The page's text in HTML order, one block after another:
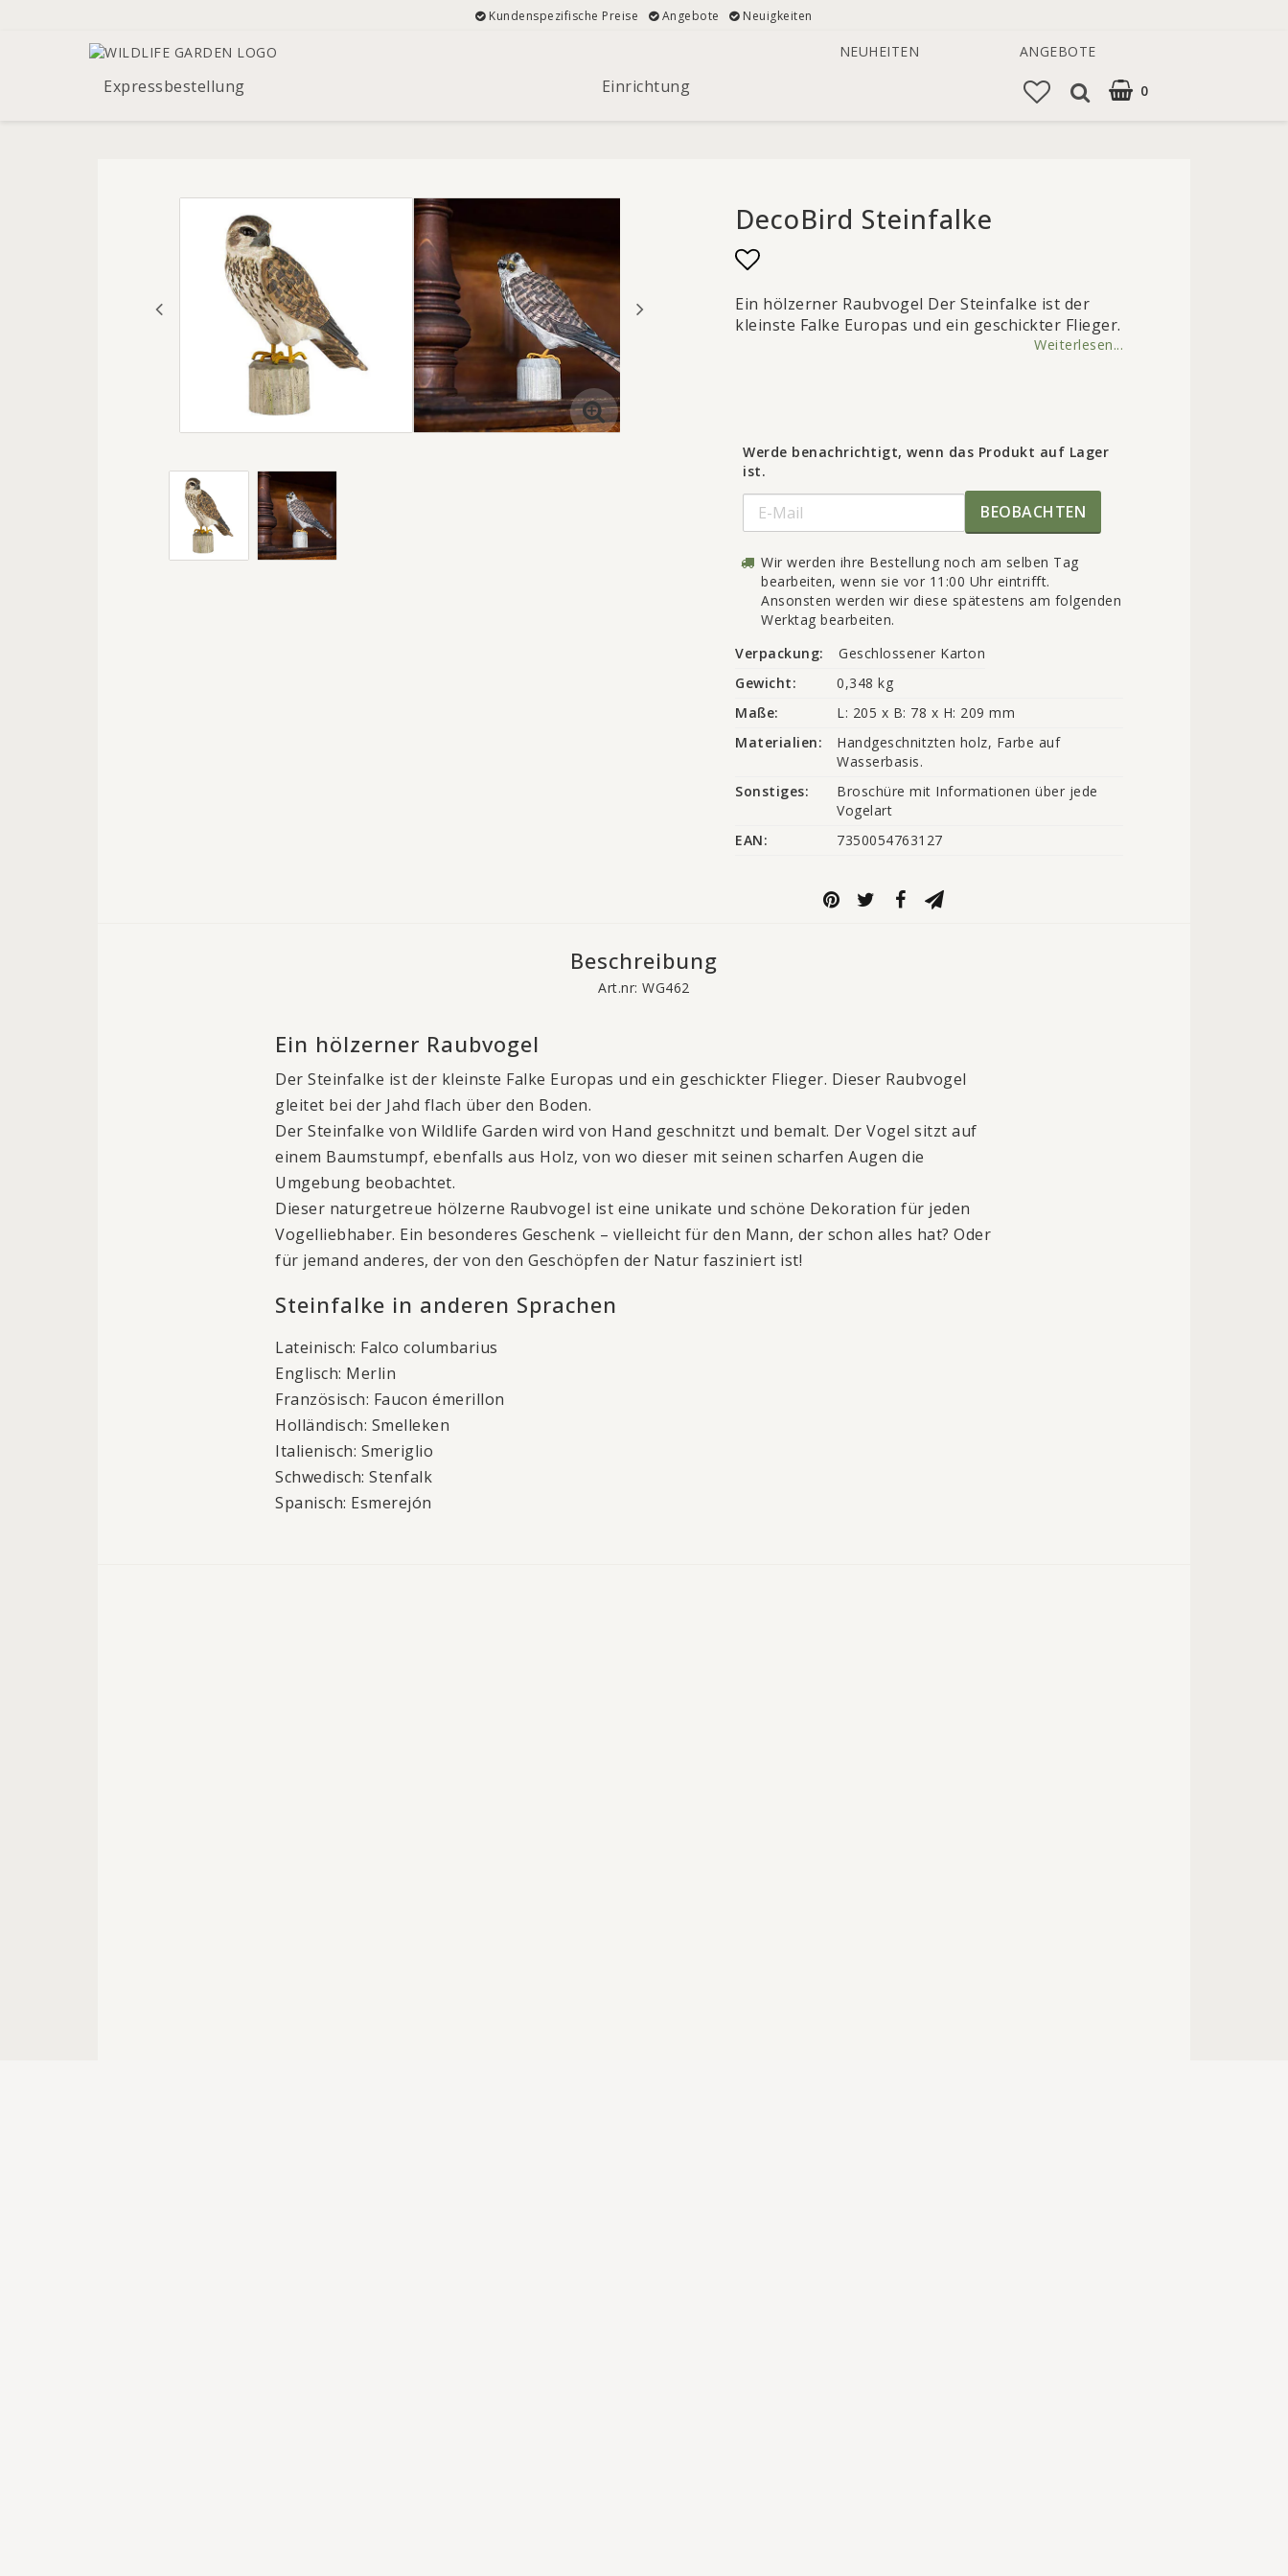
Kundenspezifische Preise Angebote Neuigkeiten
NEUHEITEN ANGEBOTE
Expressbestellung Einrichtung 0
DecoBird Steinfalke
Add to list of favorites
Ein hölzerner Raubvogel Der Steinfalke ist der
kleinste Falke Europas und ein geschickter Flieger.
Weiterlesen...
Werde benachrichtigt, wenn das Produkt auf Lager
ist.
BEOBACHTEN
Wir werden ihre Bestellung noch am selben Tag
bearbeiten, wenn sie vor 11:00 Uhr eintrifft.
Ansonsten werden wir diese spätestens am folgenden
Werktag bearbeiten.
Verpackung:
Geschlossener Karton
Gewicht:
0,348 kg
Maße:
L: 205 x B: 78 x H: 209 mm
Materialien:
Handgeschnitzten holz, Farbe auf
Wasserbasis.
Sonstiges:
Broschüre mit Informationen über jede
Vogelart
EAN:
7350054763127
Beschreibung
Art.nr: WG462
Ein hölzerner Raubvogel
Der Steinfalke ist der kleinste Falke Europas und ein geschickter Flieger. Dieser Raubvogel
gleitet bei der Jahd flach über den Boden.
Der Steinfalke von Wildlife Garden wird von Hand geschnitzt und bemalt. Der Vogel sitzt auf
einem Baumstumpf, ebenfalls aus Holz, von wo dieser mit seinen scharfen Augen die
Umgebung beobachtet.
Dieser naturgetreue hölzerne Raubvogel ist eine unikate und schöne Dekoration für jeden
Vogelliebhaber. Ein besonderes Geschenk – vielleicht für den Mann, der schon alles hat? Oder
für jemand anderes, der von den Geschöpfen der Natur fasziniert ist!
Steinfalke in anderen Sprachen
Lateinisch: Falco columbarius
Englisch: Merlin
Französisch: Faucon émerillon
Holländisch: Smelleken
Italienisch: Smeriglio
Schwedisch: Stenfalk
Spanisch: Esmerejón